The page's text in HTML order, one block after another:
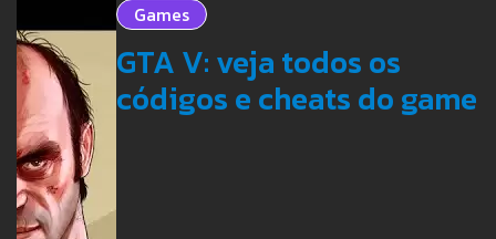
Games
GTA V: veja todos os
códigos e cheats do game